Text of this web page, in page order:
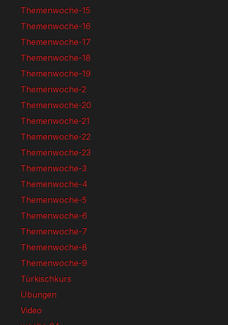
Themenwoche-15
Themenwoche-16
Themenwoche-17
Themenwoche-18
Themenwoche-19
Themenwoche-2
Themenwoche-20
Themenwoche-21
Themenwoche-22
Themenwoche-23
Themenwoche-3
Themenwoche-4
Themenwoche-5
Themenwoche-6
Themenwoche-7
Themenwoche-8
Themenwoche-9
Türkischkurs
Übungen
Video